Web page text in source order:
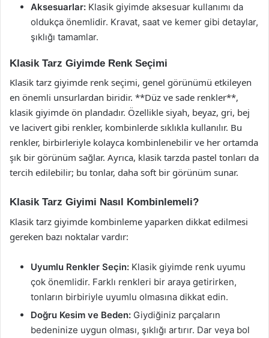
Aksesuarlar: Klasik giyimde aksesuar kullanımı da
oldukça önemlidir. Kravat, saat ve kemer gibi detaylar,
şıklığı tamamlar.
Klasik Tarz Giyimde Renk Seçimi
Klasik tarz giyimde renk seçimi, genel görünümü etkileyen
en önemli unsurlardan biridir. **Düz ve sade renkler**,
klasik giyimde ön plandadır. Özellikle siyah, beyaz, gri, bej
ve lacivert gibi renkler, kombinlerde sıklıkla kullanılır. Bu
renkler, birbirleriyle kolayca kombinlenebilir ve her ortamda
şık bir görünüm sağlar. Ayrıca, klasik tarzda pastel tonları da
tercih edilebilir; bu tonlar, daha soft bir görünüm sunar.
Klasik Tarz Giyimi Nasıl Kombinlemeli?
Klasik tarz giyimde kombinleme yaparken dikkat edilmesi
gereken bazı noktalar vardır:
Uyumlu Renkler Seçin: Klasik giyimde renk uyumu
çok önemlidir. Farklı renkleri bir araya getirirken,
tonların birbiriyle uyumlu olmasına dikkat edin.
Doğru Kesim ve Beden: Giydiğiniz parçaların
bedeninize uygun olması, şıklığı artırır. Dar veya bol